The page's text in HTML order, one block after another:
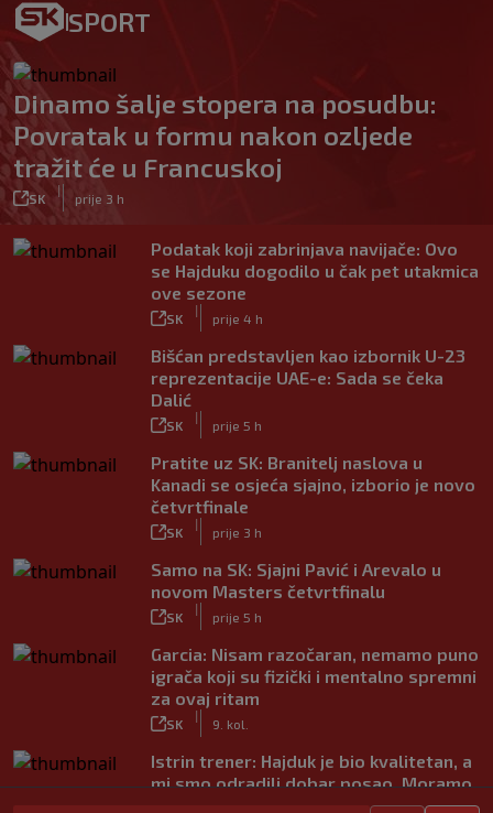
SPORT
Dinamo šalje stopera na posudbu:
Povratak u formu nakon ozljede
tražit će u Francuskoj
SK
|
prije 3 h
Podatak koji zabrinjava navijače: Ovo
se Hajduku dogodilo u čak pet utakmica
ove sezone
SK
|
prije 4 h
Bišćan predstavljen kao izbornik U-23
reprezentacije UAE-e: Sada se čeka
Dalić
SK
|
prije 5 h
Pratite uz SK: Branitelj naslova u
Kanadi se osjeća sjajno, izborio je novo
četvrtfinale
SK
|
prije 3 h
Samo na SK: Sjajni Pavić i Arevalo u
novom Masters četvrtfinalu
SK
|
prije 5 h
Garcia: Nisam razočaran, nemamo puno
igrača koji su fizički i mentalno spremni
za ovaj ritam
SK
|
9. kol.
Istrin trener: Hajduk je bio kvalitetan, a
mi smo odradili dobar posao. Moramo